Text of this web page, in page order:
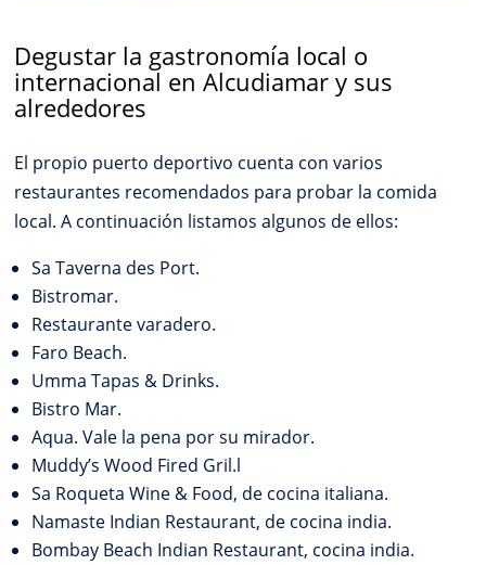
Degustar la gastronomía local o
internacional en Alcudiamar y sus
alrededores
El propio puerto deportivo cuenta con varios
restaurantes recomendados para probar la comida
local. A continuación listamos algunos de ellos:
Sa Taverna des Port.
Bistromar.
Restaurante varadero.
Faro Beach.
Umma Tapas & Drinks.
Bistro Mar.
Aqua. Vale la pena por su mirador.
Muddy’s Wood Fired Gril.l
Sa Roqueta Wine & Food, de cocina italiana.
Namaste Indian Restaurant, de cocina india.
Bombay Beach Indian Restaurant, cocina india.